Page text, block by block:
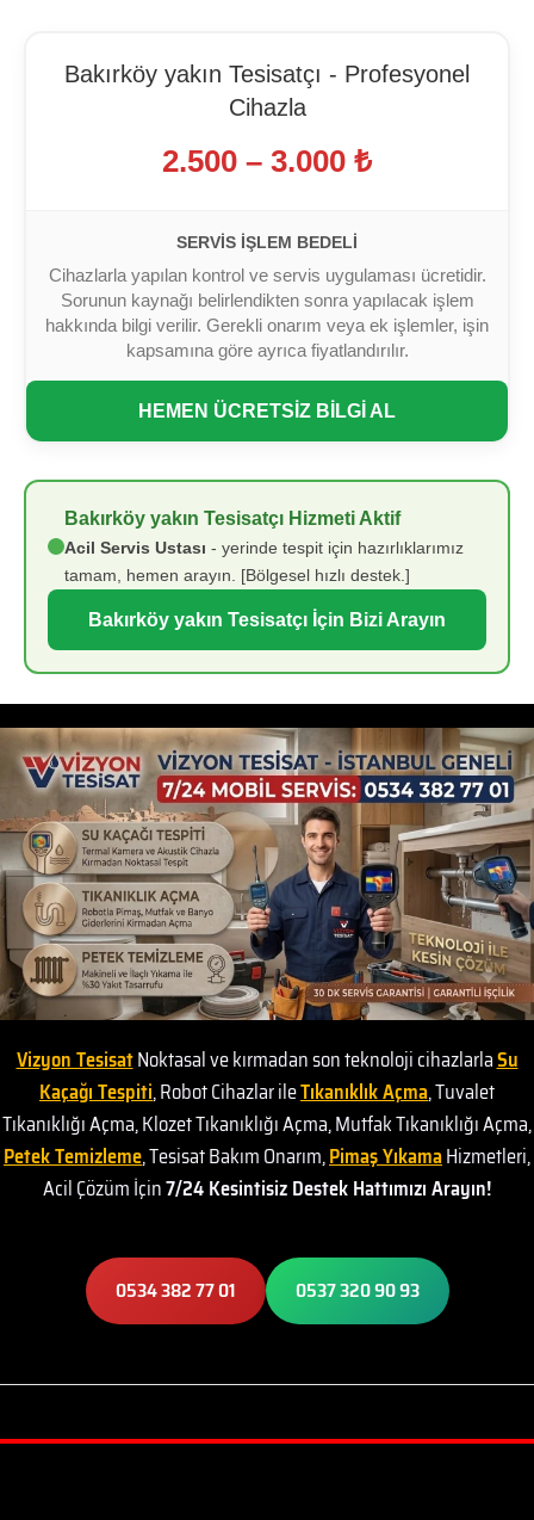
Bakırköy yakın Tesisatçı - Profesyonel
Cihazla
2.500 – 3.000 ₺
SERVIS İŞLEM BEDELI
Cihazlarla yapılan kontrol ve servis uygulaması ücretidir.
Sorunun kaynağı belirlendikten sonra yapılacak işlem
hakkında bilgi verilir. Gerekli onarım veya ek işlemler, işin
kapsamına göre ayrıca fiyatlandırılır.
HEMEN ÜCRETSİZ BİLGİ AL
Bakırköy yakın Tesisatçı Hizmeti Aktif
Acil Servis Ustası - yerinde tespit için hazırlıklarımız
tamam, hemen arayın. [Bölgesel hızlı destek.]
Bakırköy yakın Tesisatçı İçin Bizi Arayın
Vizyon TesisatNoktasal ve kırmadan son teknoloji cihazlarlaSu
Kaçağı Tespiti, Robot Cihazlar ileTıkanıklık Açma, Tuvalet
Tıkanıklığı Açma, Klozet Tıkanıklığı Açma, Mutfak Tıkanıklığı Açma,
Petek Temizleme, Tesisat Bakım Onarım,Pimaş YıkamaHizmetleri,
Acil Çözüm İçin7/24 Kesintisiz Destek Hattımızı Arayın!
0534 382 77 01 0537 320 90 93